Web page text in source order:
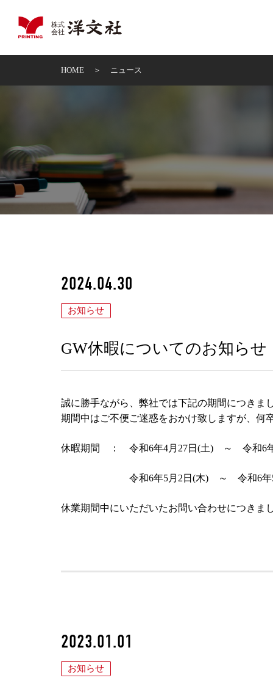
HOME ニュース
2024.04.30
お知らせ
GW休暇についてのお知らせ
誠に勝手ながら、弊社では下記の期間につきま
期間中はご不便ご迷惑をおかけ致しますが、何
休暇期間 ： 令和6年4月27日(土) ～ 令和6年
令和6年5月2日(木) ～ 令和6年5
休業期間中にいただいたお問い合わせにつきま
2023.01.01
お知らせ